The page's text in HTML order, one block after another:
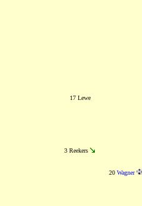
17 Lewe
3 Reekers
20 Wagner